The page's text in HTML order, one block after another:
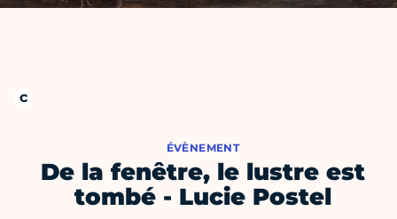
ÉVÈNEMENT
De la fenêtre, le lustre est
tombé - Lucie Postel